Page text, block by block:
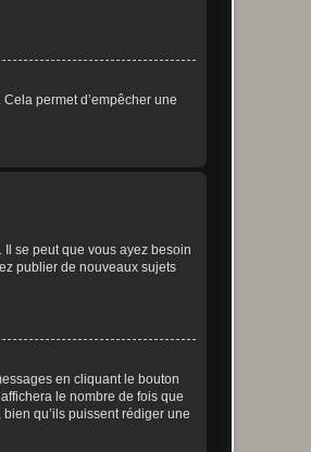
permet d’empêcher une
se peut que vous ayez besoin
publier de nouveaux sujets
en cliquant le bouton
le nombre de fois que
qu’ils puissent rédiger une